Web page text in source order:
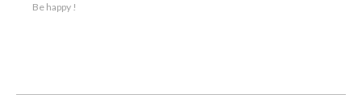
Be happy !